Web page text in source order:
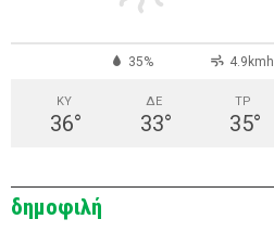
35% 4.9kmh
ΚΥ
36°
ΔΕ
33°
ΤΡ
35°
δημοφιλή